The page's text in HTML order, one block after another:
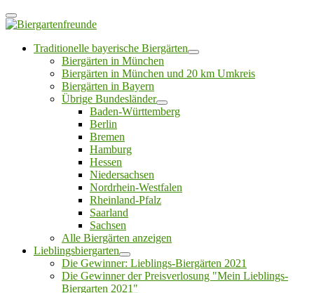
Traditionelle bayerische Biergärten
Biergärten in München
Biergärten in München und 20 km Umkreis
Biergärten in Bayern
Übrige Bundesländer
Baden-Württemberg
Berlin
Bremen
Hamburg
Hessen
Niedersachsen
Nordrhein-Westfalen
Rheinland-Pfalz
Saarland
Sachsen
Alle Biergärten anzeigen
Lieblingsbiergarten
Die Gewinner: Lieblings-Biergärten 2021
Die Gewinner der Preisverlosung "Mein Lieblings-
Biergarten 2021"